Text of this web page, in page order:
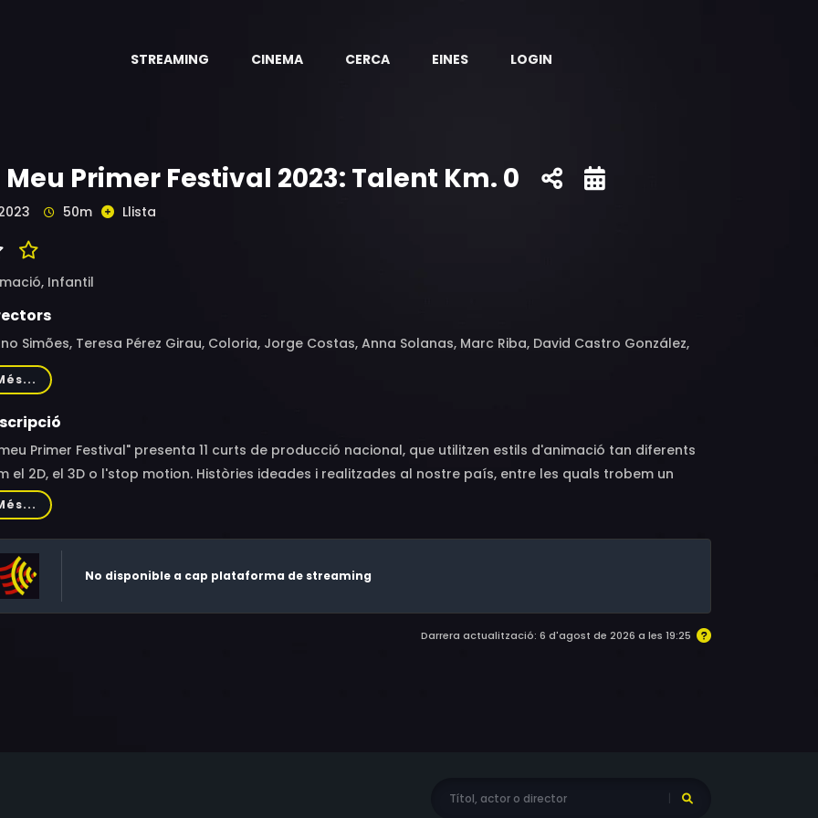
STREAMING CINEMA CERCA EINES LOGIN
Meu Primer Festival 2023: Talent Km. 0
50m Llista
Infantil
Simões, Teresa Pérez Girau, Coloria, Jorge Costas, Anna Solanas, Marc Riba, David Castro González,
María Mendicote, Queralt de Miguel, Carles Prenafeta, Ignasi Tarruella
Primer Festival" presenta 11 curts de producció nacional, que utilitzen estils d'animació tan diferents
el 2D, el 3D o l'stop motion. Històries ideades i realitzades al nostre país, entre les quals trobem un
de fusta a la recerca de l'amistat, un conill molt enamorat que decideix viatjar a la lluna per la seva
o uns astronautes una mica patosos.
No disponible a cap plataforma de streaming
Darrera actualització: 6 d'agost de 2026 a les 19:25